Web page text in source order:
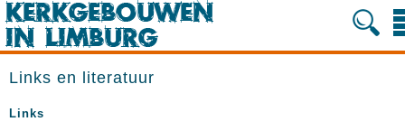
Links en literatuur
Links